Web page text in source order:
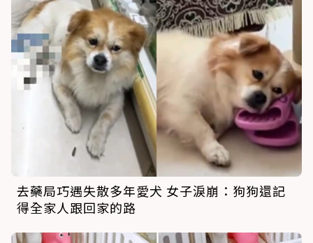
去藥局巧遇失散多年愛犬 女子淚崩：狗狗還記
得全家人跟回家的路